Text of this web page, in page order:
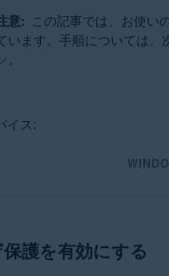
ティング システム:
Windows 11 Home / Pro /
Windows 10 Home / Pro /
10.13.x（High Sierra）
意: この記事では、お使い
います。手順については、
。
イス:
護を有効にする